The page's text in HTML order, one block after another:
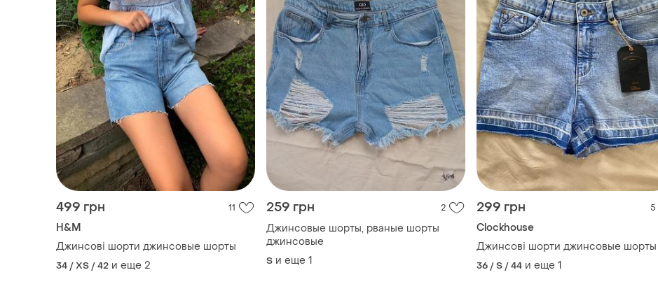
499 грн 11
H&M
Джинсові шорти джинсовые шорты
34 / XS / 42 и еще 2
259 грн 2
Джинсовые шорты, рваные шорты
джинсовые
S и еще 1
299 грн 5
Clockhouse
Джинсові шорти джинсовые шорты
36 / S / 44 и еще 1